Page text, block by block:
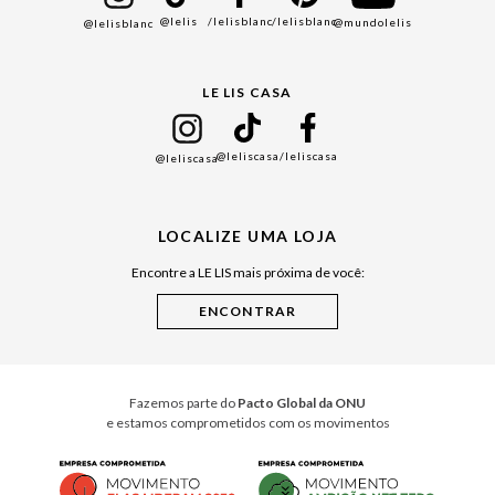
Black Friday
Cuidados Casa
@lelisblanc @lelis /lelisblanc/lelisblanc@mundolelis
LE LIS CASA
@leliscasa@leliscasa/leliscasa
LOCALIZE UMA LOJA
Encontre a LE LIS mais próxima de você:
Fazemos parte do Pacto Global da ONU
e estamos comprometidos com os movimentos